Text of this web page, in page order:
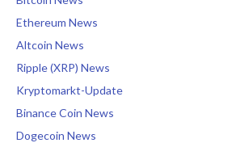
Ethereum News
Altcoin News
Ripple (XRP) News
Kryptomarkt-Update
Binance Coin News
Dogecoin News